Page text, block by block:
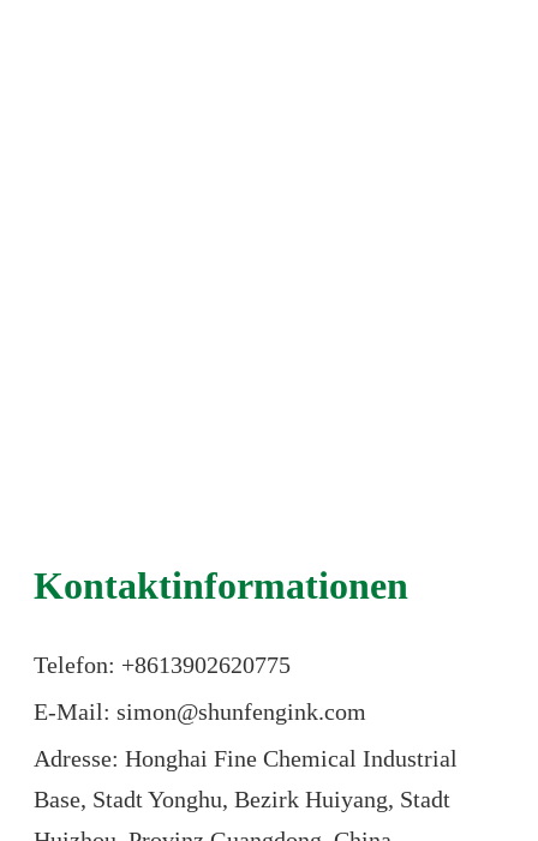
Kontaktinformationen
Telefon: +8613902620775
E-Mail: simon@shunfengink.com
Adresse: Honghai Fine Chemical Industrial
Base, Stadt Yonghu, Bezirk Huiyang, Stadt